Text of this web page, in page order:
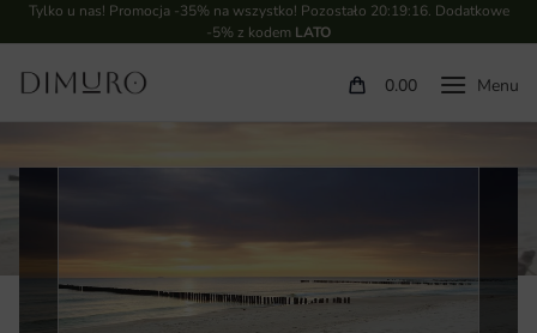
Tylko u nas! Promocja -35% na wszystko! Pozostało 20:19:15. Dodatkowe
-5% z kodem LATO
0.00